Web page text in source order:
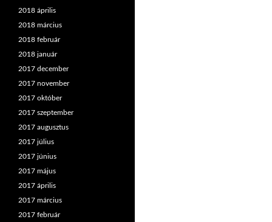
2018 április
2018 március
2018 február
2018 január
2017 december
2017 november
2017 október
2017 szeptember
2017 augusztus
2017 július
2017 június
2017 május
2017 április
2017 március
2017 február